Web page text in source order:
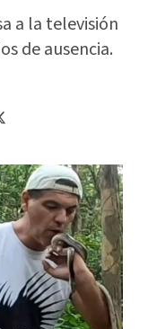
a la televisión
de ausencia.